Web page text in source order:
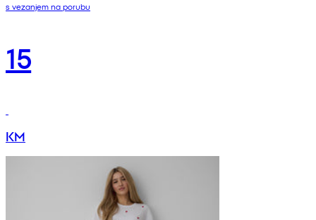
s vezanjem na porubu
15
KM